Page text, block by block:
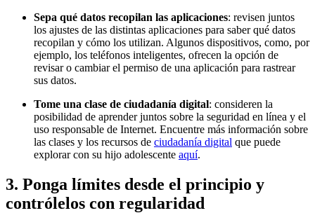
Sepa qué datos recopilan las aplicaciones: revisen juntos
los ajustes de las distintas aplicaciones para saber qué datos
recopilan y cómo los utilizan. Algunos dispositivos, como, por
ejemplo, los teléfonos inteligentes, ofrecen la opción de
revisar o cambiar el permiso de una aplicación para rastrear
sus datos.
Tome una clase de ciudadanía digital: consideren la
posibilidad de aprender juntos sobre la seguridad en línea y el
uso responsable de Internet. Encuentre más información sobre
las clases y los recursos de ciudadanía digital que puede
explorar con su hijo adolescente aquí.
3. Ponga límites desde el principio y
contrólelos con regularidad